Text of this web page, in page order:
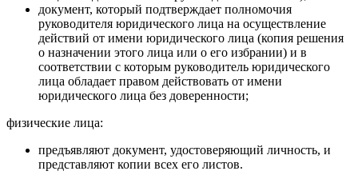
документ, который подтверждает полномочия
руководителя юридического лица на осуществление
действий от имени юридического лица (копия решения
о назначении этого лица или о его избрании) и в
соответствии с которым руководитель юридического
лица обладает правом действовать от имени
юридического лица без доверенности;
физические лица:
предъявляют документ, удостоверяющий личность, и
представляют копии всех его листов.